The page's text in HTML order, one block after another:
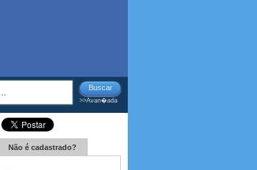
Buscar
>>Avan�ada
Não é cadastrado?